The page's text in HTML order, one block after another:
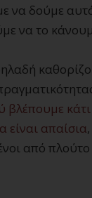
να δούμε
να το
βλέπουμε
είναι απαίσια
από πλούτο